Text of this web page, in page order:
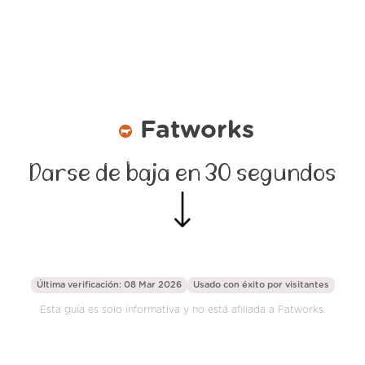
Fatworks
Darse de baja en 30 segundos
Última verificación: 08 Mar 2026 Usado con éxito por visitantes
Esta guía es solo informativa y no está afiliada a Fatworks.